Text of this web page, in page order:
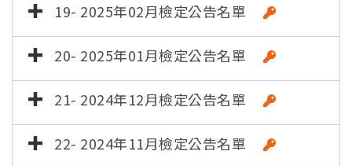
19- 2025年02月檢定公告名單
20- 2025年01月檢定公告名單
21- 2024年12月檢定公告名單
22- 2024年11月檢定公告名單